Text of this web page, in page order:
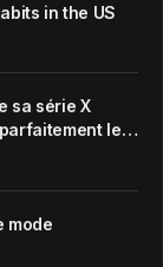
in the US
sa série X
le
la marque
mode